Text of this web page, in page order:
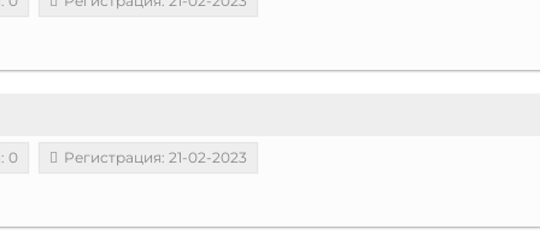
0 Регистрация: 21-02-2023